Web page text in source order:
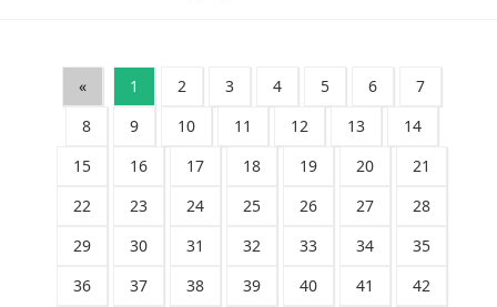
« 1 2 3 4 5 6
7
8
9 10 11 12 13
14
15
16 17 18 19 20
21
22
23 24 25 26 27
28
29
30 31 32 33 34
35
36
37 38 39 40 41
42